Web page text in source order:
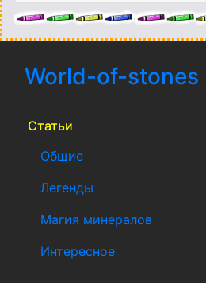
World-of-stones
Статьи
Общие
Легенды
Магия минералов
Интересное